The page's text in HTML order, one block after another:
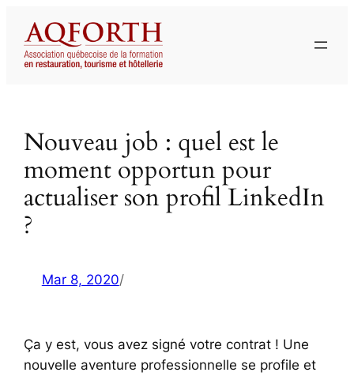
contenu
Nouveau job : quel est le
moment opportun pour
actualiser son profil LinkedIn
?
Mar 8, 2020/
Ça y est, vous avez signé votre contrat ! Une
nouvelle aventure professionnelle se profile et